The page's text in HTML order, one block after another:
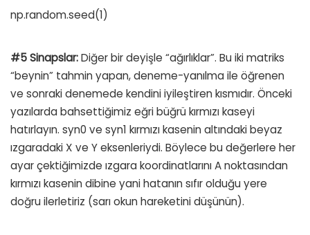
np.random.seed(1)
#5 Sinapslar:Diğer bir deyişle “ağırlıklar”. Bu iki matriks
“beynin” tahmin yapan, deneme-yanılma ile öğrenen
ve sonraki denemede kendini iyileştiren kısmıdır. Önceki
yazılarda bahsettiğimiz eğri büğrü kırmızı kaseyi
hatırlayın. syn0 ve syn1 kırmızı kasenin altındaki beyaz
ızgaradaki X ve Y eksenleriydi. Böylece bu değerlere her
ayar çektiğimizde ızgara koordinatlarını A noktasından
kırmızı kasenin dibine yani hatanın sıfır olduğu yere
doğru ilerletiriz (sarı okun hareketini düşünün).